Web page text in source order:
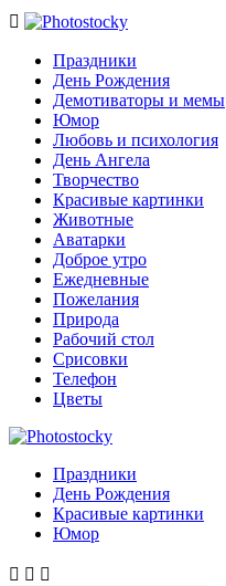

Праздники
День Рождения
Демотиваторы и мемы
Юмор
Любовь и психология
День Ангела
Творчество
Красивые картинки
Животные
Аватарки
Доброе утро
Ежедневные
Пожелания
Природа
Рабочий стол
Срисовки
Телефон
Цветы
Праздники
День Рождения
Красивые картинки
Юмор
  